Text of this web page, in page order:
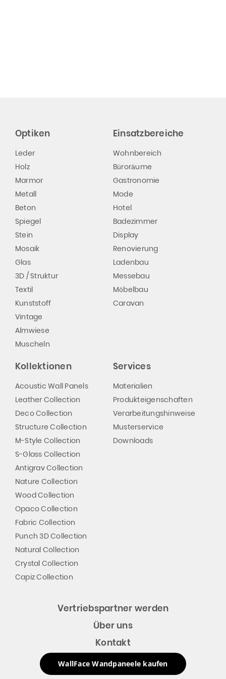
Optiken
Leder
Holz
Marmor
Metall
Beton
Spiegel
Stein
Mosaik
Glas
3D / Struktur
Textil
Kunststoff
Vintage
Almwiese
Muscheln
Einsatzbereiche
Wohnbereich
Büroräume
Gastronomie
Mode
Hotel
Badezimmer
Display
Renovierung
Ladenbau
Messebau
Möbelbau
Caravan
Kollektionen
Acoustic Wall Panels
Leather Collection
Deco Collection
Structure Collection
M-Style Collection
S-Glass Collection
Antigrav Collection
Nature Collection
Wood Collection
Opaco Collection
Fabric Collection
Punch 3D Collection
Natural Collection
Crystal Collection
Capiz Collection
Services
Materialien
Produkteigenschaften
Verarbeitungshinweise
Musterservice
Downloads
Vertriebspartner werden
Über uns
Kontakt
WallFace Wandpaneele kaufen